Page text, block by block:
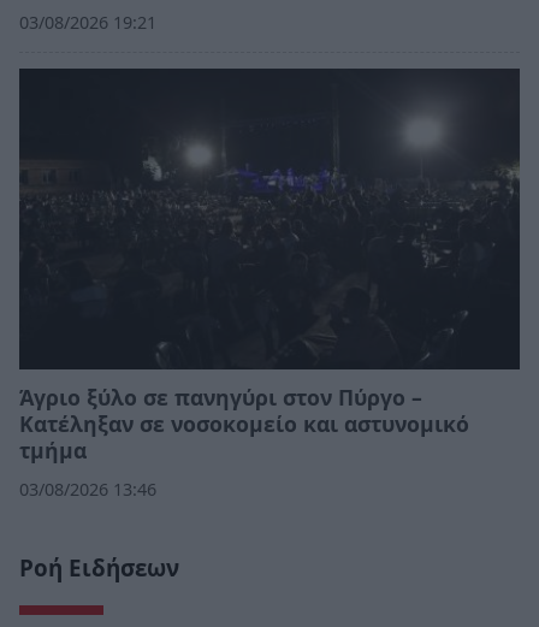
03/08/2026 19:21
Άγριο ξύλο σε πανηγύρι στον Πύργο –
Κατέληξαν σε νοσοκομείο και αστυνομικό
τμήμα
03/08/2026 13:46
Ροή Ειδήσεων